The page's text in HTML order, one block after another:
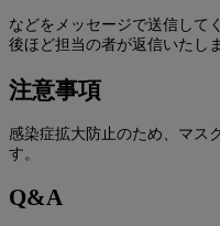
などをメッセージで送信して
後ほど担当の者が返信いたし
注意事項
感染症拡大防止のため、マス
す。
Q&A